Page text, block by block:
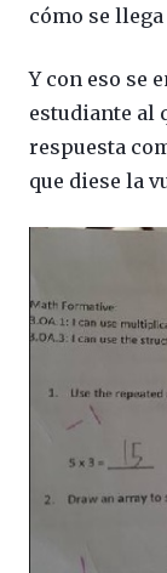
cómo se llega
Y con eso se
estudiante al
respuesta
que diese la